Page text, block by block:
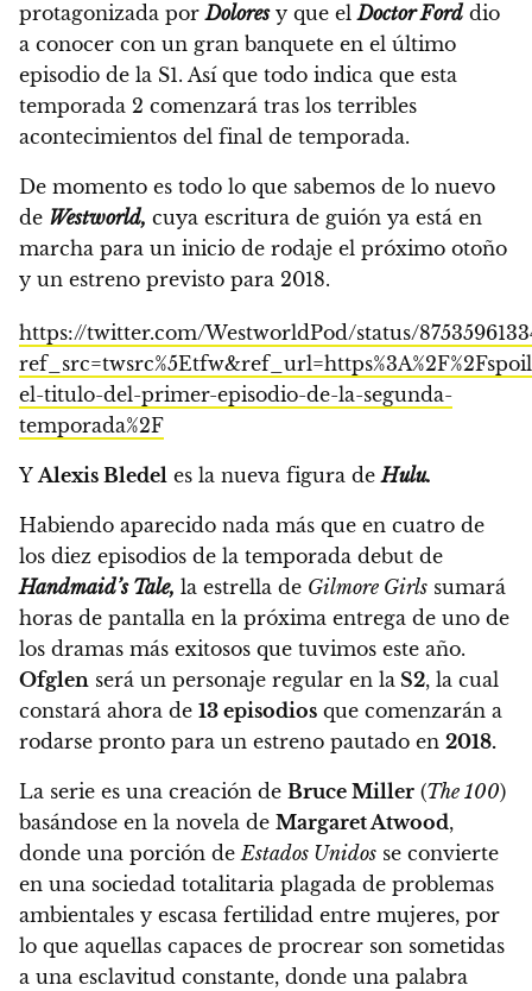
protagonizada porDoloresy que elDoctor Ford dio
a conocer con un gran banquete en el último
episodio de la S1. Así que todo indica que esta
temporada 2 comenzará tras los terribles
acontecimientos del final de temporada.
De momento es todo lo que sabemos de lo nuevo
de Westworld, cuya escritura de guión ya está en
marcha para un inicio de rodaje el próximo otoño
y un estreno previsto para 2018.
https://twitter.com/WestworldPod/status/
el-titulo-del-primer-episodio-de-la-segunda-
temporada%2F
YAlexis Bledel es la nueva figura deHulu.
Habiendo aparecido nada más que en cuatro de
los diez episodios de la temporada debut de
Handmaid’s Tale, la estrella de Gilmore Girls sumará
horas de pantalla en la próxima entrega de uno de
los dramas más exitosos que tuvimos este año.
Ofglen será un personaje regular en la S2, la cual
constará ahora de 13 episodios que comenzarán a
rodarse pronto para un estreno pautado en 2018.
La serie es una creación de Bruce Miller (The 100)
basándose en la novela de Margaret Atwood,
donde una porción deEstados Unidos se convierte
en una sociedad totalitaria plagada de problemas
ambientales y escasa fertilidad entre mujeres, por
lo que aquellas capaces de procrear son sometidas
a una esclavitud constante, donde una palabra